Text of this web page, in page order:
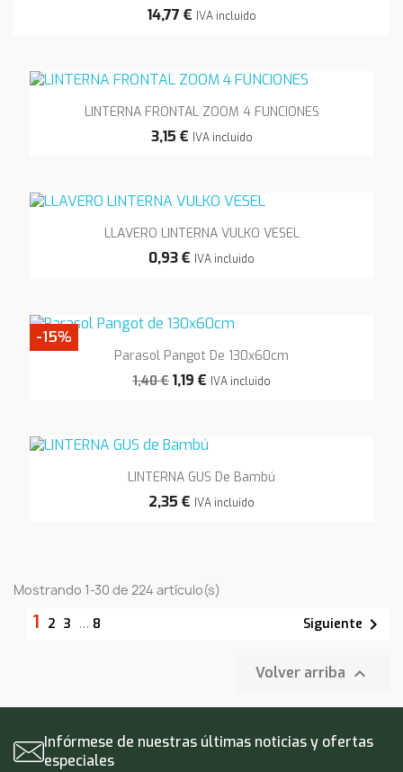
14,77 € IVA incluido
LINTERNA FRONTAL ZOOM 4 FUNCIONES
3,15 € IVA incluido
LLAVERO LINTERNA VULKO VESEL
0,93 € IVA incluido
Parasol Pangot De 130x60cm
1,40 € 1,19 € IVA incluido
-15%
LINTERNA GUS De Bambú
2,35 € IVA incluido
Mostrando 1-30 de 224 artículo(s)
1 2 3 … 8 Siguiente 
Volver arriba 
Infórmese de nuestras últimas noticias y ofertas
especiales